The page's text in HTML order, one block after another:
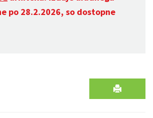
po 28.2.2026, so dostopne